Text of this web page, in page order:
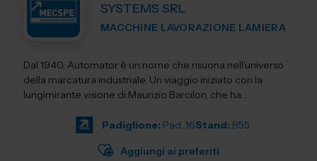
SYSTEMS SRL
MACCHINE LAVORAZIONE LAMIERA
Dal 1940, Automator è un nome che risuona nell'universo
della marcatura industriale. Un viaggio iniziato con la
lungimirante visione di Maurizio Barcilon, che ha
Padiglione: Pad. 16Stand: B55
Aggiungi ai preferiti